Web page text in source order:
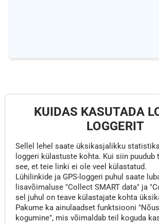
KUIDAS KASUTADA
LOGGERIT
Sellel lehel saate üksikasjalikku
loggeri külastuste kohta. Kui siin puudub
see, et teie linki ei ole veel külastatud.
Lühilinkide ja GPS-loggeri puhul saate
lisavõimaluse "Collect SMART data" ja
sel juhul on teave külastajate kohta
Pakume ka ainulaadset funktsiooni
kogumine", mis võimaldab teil koguda